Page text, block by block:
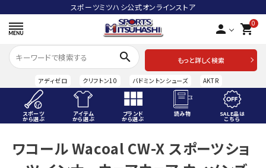
スポーツミツハシ公式オンラインストア
person 0
shopping_cart
search
もっと詳しく検索
アディゼロ クリフトン10 バドミントンシューズ AKTR
スポーツ
から選ぶ
アイテム
から選ぶ
ブランド
から選ぶ
読み物 SALE品は
こちら
ようこそ ゲスト 様
ワコール Wacoal CW-X スポーツショ